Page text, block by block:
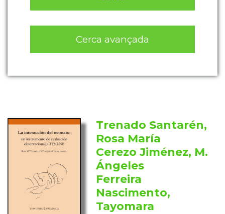
Cerca avançada
Trenado Santarén,
Rosa María
Cerezo Jiménez, M.
Ángeles
Ferreira
Nascimento,
Tayomara